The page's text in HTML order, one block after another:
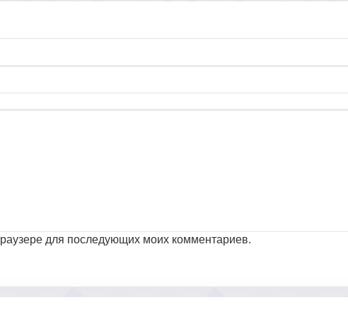
для последующих моих комментариев.